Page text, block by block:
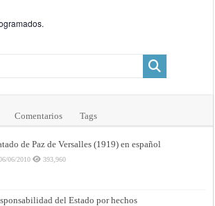
Comentarios Tags
de Paz de Versalles (1919) en español
06/2010 393,960
del Estado por hechos